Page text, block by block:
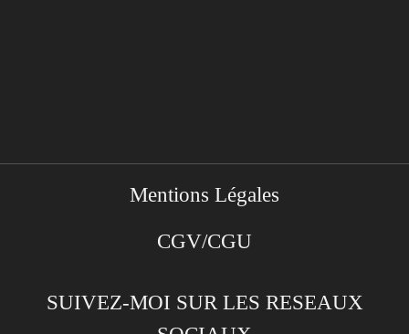
Mentions Légales
CGV/CGU
SUIVEZ-MOI SUR LES RESEAUX